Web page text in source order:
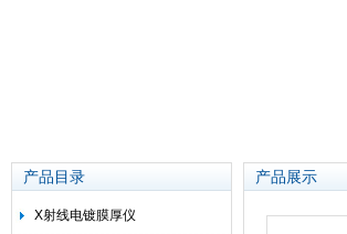
产品目录
X射线电镀膜厚仪
产品展示